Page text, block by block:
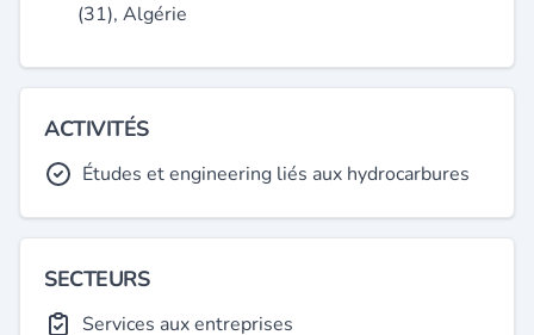
(31), Algérie
ACTIVITÉS
Études et engineering liés aux hydrocarbures
SECTEURS
Services aux entreprises